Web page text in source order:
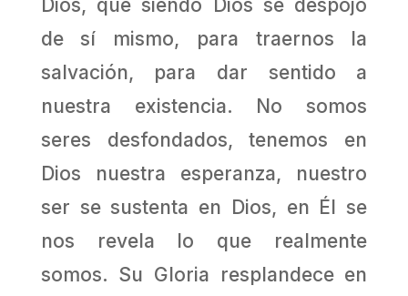
Dios, que siendo Dios se despojó
de sí mismo, para traernos la
salvación, para dar sentido a
nuestra existencia. No somos
seres desfondados, tenemos en
Dios nuestra esperanza, nuestro
ser se sustenta en Dios, en Él se
nos revela lo que realmente
somos. Su Gloria resplandece en